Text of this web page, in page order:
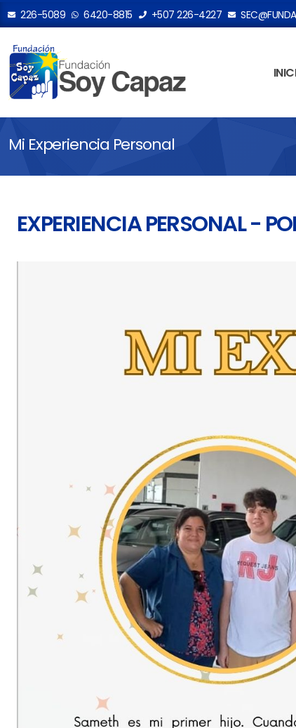
226-5089 6420-8815 +507 226-4227
Mi Experiencia Personal
EXPERIENCIA PERSONAL -